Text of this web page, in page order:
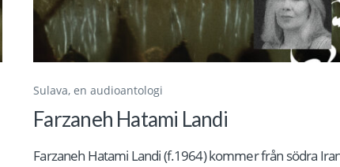
Sulava, en audioantologi
Farzaneh Hatami Landi
Farzaneh Hatami Landi (f.1964) kommer från södra